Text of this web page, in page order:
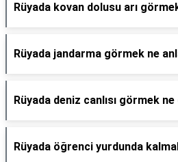
Rüyada kovan dolusu arı
Rüyada jandarma görmek ne
Rüyada deniz canlısı görmek
Rüyada öğrenci yurdunda